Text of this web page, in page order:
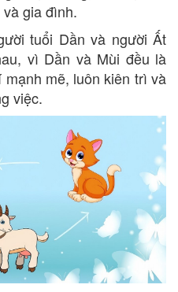
gia đình.
tuổi Dần và người Ất
vì Dần và Mùi đều là
mẽ, luôn kiên trì và
việc.